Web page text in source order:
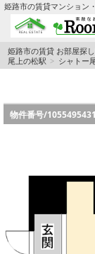
姫路市の賃貸マンション
TOPページ
ファミリー向け
一人暮らし向け
カップル向け
敷金礼金0円の
姫路市の賃貸 お部屋探
尾上の松駅
シャトー
物件番号/1055495431